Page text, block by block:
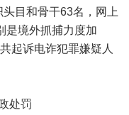
头目和骨干63名，网上
是境外抓捕力度加
起诉电诈犯罪嫌疑人
处罚